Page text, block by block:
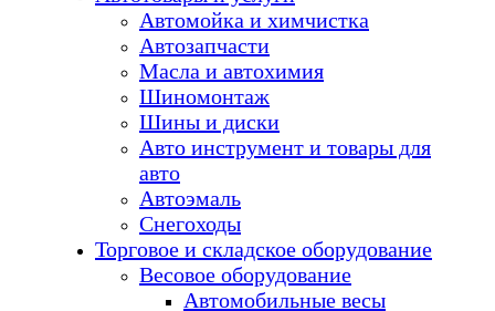
Автомойка и химчистка
Автозапчасти
Масла и автохимия
Шиномонтаж
Шины и диски
Авто инструмент и товары для
авто
Автоэмаль
Снегоходы
Торговое и складское оборудование
Весовое оборудование
Автомобильные весы